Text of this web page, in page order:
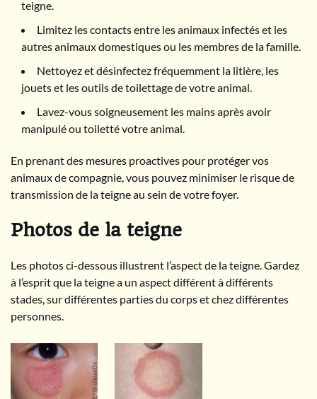
teigne.
Limitez les contacts entre les animaux infectés et les
autres animaux domestiques ou les membres de la famille.
Nettoyez et désinfectez fréquemment la litière, les
jouets et les outils de toilettage de votre animal.
Lavez-vous soigneusement les mains après avoir
manipulé ou toiletté votre animal.
En prenant des mesures proactives pour protéger vos
animaux de compagnie, vous pouvez minimiser le risque de
transmission de la teigne au sein de votre foyer.
Photos de la teigne
Les photos ci-dessous illustrent l’aspect de la teigne. Gardez
à l’esprit que la teigne a un aspect différent à différents
stades, sur différentes parties du corps et chez différentes
personnes.